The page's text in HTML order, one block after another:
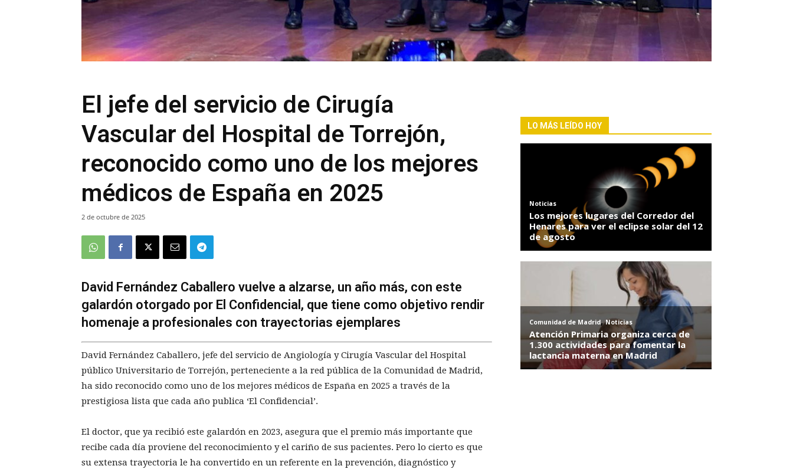
El jefe del servicio de Cirugía
Vascular del Hospital de Torrejón,
reconocido como uno de los mejores
médicos de España en 2025
2 de octubre de 2025
David Fernández Caballero vuelve a alzarse, un año más, con este
galardón otorgado por El Confidencial, que tiene como objetivo rendir
homenaje a profesionales con trayectorias ejemplares
David Fernández Caballero, jefe del servicio de Angiología y Cirugía Vascular del Hospital
público Universitario de Torrejón, perteneciente a la red pública de la Comunidad de Madrid,
ha sido reconocido como uno de los mejores médicos de España en 2025 a través de la
prestigiosa lista que cada año publica ‘El Confidencial’.
El doctor, que ya recibió este galardón en 2023, asegura que el premio más importante que
recibe cada día proviene del reconocimiento y el cariño de sus pacientes. Pero lo cierto es que
su extensa trayectoria le ha convertido en un referente en la prevención, diagnóstico y
LO MÁS LEÍDO HOY